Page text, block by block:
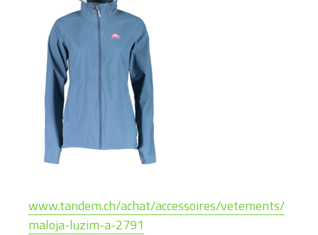
www.tandem.ch/achat/accessoires/vetements/
maloja-luzim-a-2791